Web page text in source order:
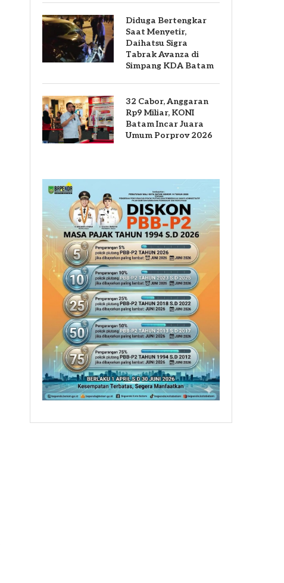
Diduga Bertengkar
Saat Menyetir,
Daihatsu Sigra
Tabrak Avanza di
Simpang KDA Batam
32 Cabor, Anggaran
Rp9 Miliar, KONI
Batam Incar Juara
Umum Porprov 2026